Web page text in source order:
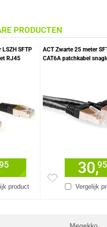
PRODUCTEN
LSZH SFTP
RJ45
product
ACT Zwarte 25 meter
CAT6A patchkabel
Vergelijk
30,95